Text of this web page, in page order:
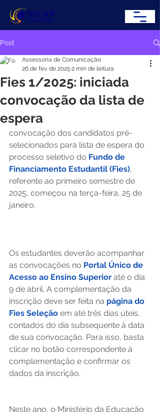
Post
Fies 1/2025: iniciada
convocação da lista de
espera
Assessoria de Comunicação
26 de fev. de 2025 2 min de leitura
convocação dos candidatos pré-
selecionados para lista de espera do
processo seletivo do Fundo de
Financiamento Estudantil (Fies),
referente ao primeiro semestre de
2025, começou na terça-feira, 25 de
janeiro.
Os estudantes deverão acompanhar
as convocações no Portal Único de
Acesso ao Ensino Superior até o dia
9 de abril. A complementação da
inscrição deve ser feita na página do
Fies Seleção em até três dias úteis,
contados do dia subsequente à data
de sua convocação. Para isso, basta
clicar no botão correspondente à
complementação e confirmar os
dados da inscrição.
Neste ano, o Ministério da Educação